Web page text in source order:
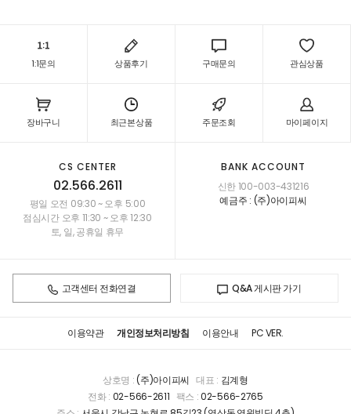
1:1문의 상품후기 구매문의 관심상품
장바구니 최근본상품 주문조회 마이페이지
CS CENTER
02.566.2611
평일 오전 09:30 ~ 오후 5:00
점심시간 오후 11:30 ~ 오후 12:30
토, 일, 공휴일 휴무
BANK ACCOUNT
신한 100-003-431216
예금주 : (주)아이피씨
고객센터 전화연결 Q&A 게시판 가기
이용약관 개인정보처리방침 이용안내 PC VER.
상호명 :(주)아이피씨 대표 : 김계형
전화 : 02-566-2611 팩스 :02-566-2765